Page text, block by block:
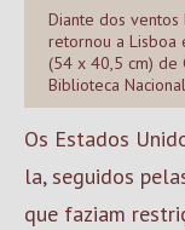
Diante dos ventos
retornou a Lisboa
(54 x 40,5 cm) de
Biblioteca
Os Estados
la, seguidos
que faziam